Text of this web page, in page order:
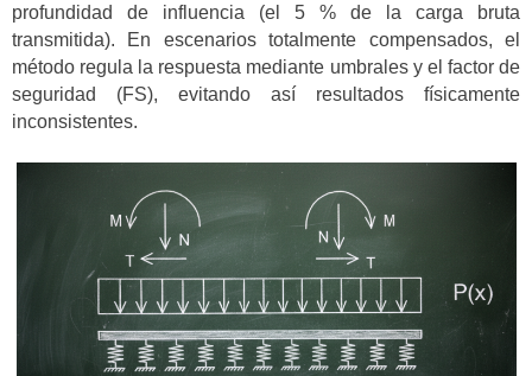
profundidad de influencia (el 5 % de la carga bruta
transmitida). En escenarios totalmente compensados, el
método regula la respuesta mediante umbrales y el factor de
seguridad (FS), evitando así resultados físicamente
inconsistentes.